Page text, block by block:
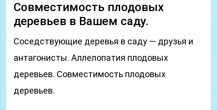
Совместимость плодовых
деревьев в Вашем саду.
Соседствующие деревья в саду — друзья и
антагонисты. Аллелопатия плодовых
деревьев. Совместимость плодовых
деревьев.